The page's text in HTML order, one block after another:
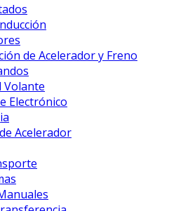
de Acelerador y Freno
Volante
Electrónico
Acelerador